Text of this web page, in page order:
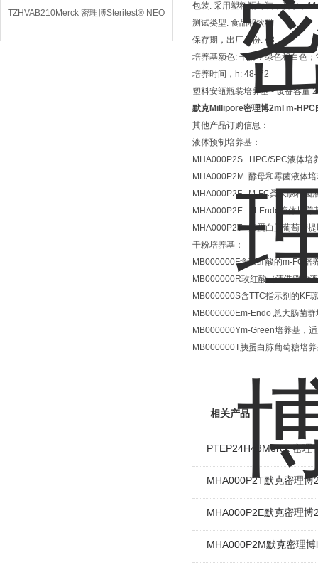
TZHVAB210Merck 密理博Steritest® NEO
设备
包装: 采用塑料瓶封装，脱水，
测试类型: 食品和饮料
保存期，出厂月份: 48
培养基颜色: 干粉：绿色和白色
培养时间，h: 48–72
塑料安瓿瓶装培养基 - 设备容量
默克Millipore密理博2ml m-HPC
其他产品订购信息：
液体预制培养基：
MHA000P2S HPC/SPC液体培
MHA000P2M 酵母和霉菌液体
MHA000P2F M-FC粪大肠杆菌
MHA000P2E M-Endo液体培养
MHA000P2T 胰蛋白胨葡萄糖
干粉培养基：
MB000000F含玫红酸的m-FC培
MB000000R玫红酸（清洗缓冲
MB000000S含TTC指示剂的KF
MB000000Em-Endo 总大肠菌
MB000000Ym-Green培养基，
MB000000T胰蛋白胨葡萄糖培
相关产品
PTEP24H48Merck 密理
MHA000P2T默克密理
MHA000P2E默克密理
MHA000P2M默克密理